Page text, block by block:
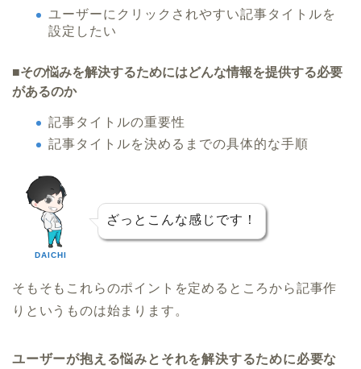
ユーザーにクリックされやすい記事タイトルを
設定したい
■その悩みを解決するためにはどんな情報を提供する必要
があるのか
記事タイトルの重要性
記事タイトルを決めるまでの具体的な手順
DAICHI
ざっとこんな感じです！
そもそもこれらのポイントを定めるところから記事作
りというものは始まります。
ユーザーが抱える悩みとそれを解決するために必要な